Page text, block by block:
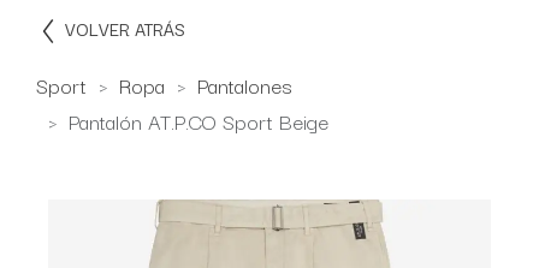
VOLVER ATRÁS
Sport Ropa
Pantalones
Pantalón AT.P.CO Sport Beige